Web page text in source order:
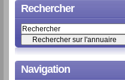
Rechercher
Navigation